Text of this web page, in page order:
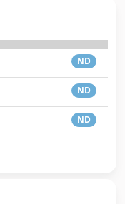
ND
ND
ND